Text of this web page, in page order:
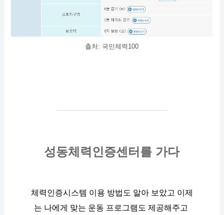
츨처: 국민체력100
성동체력인증센터를 가다
체력인증시스템 이용 방법도 알아 보았고 이제
는 나에게 맞는 운동 프로그램도 제공해주고